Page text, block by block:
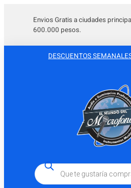
contenido
Envios Gratis a ciudades
600.000 pesos.
DESCUENTOS
Búsqueda
de
productos